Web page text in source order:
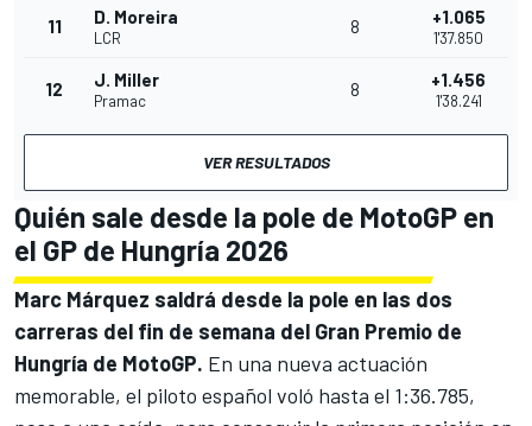
11 D. Moreira
LCR
8 +1.065
1'37.850
12 J. Miller
Pramac
8 +1.456
1'38.241
VER RESULTADOS
Quién sale desde la pole de MotoGP en
el GP de Hungría 2026
Marc Márquez saldrá desde la pole en las dos
carreras del fin de semana del Gran Premio de
Hungría de MotoGP. En una nueva actuación
memorable, el piloto español voló hasta el 1:36.785,